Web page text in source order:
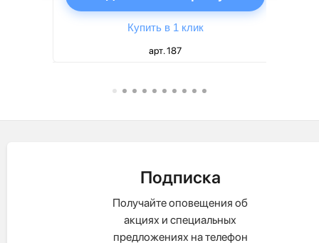
Купить в 1 клик
арт. 187
Подписка
Получайте оповещения об
акциях и специальных
предложениях на телефон